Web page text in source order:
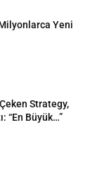
Yeni
Strategy,
“En Büyük…”